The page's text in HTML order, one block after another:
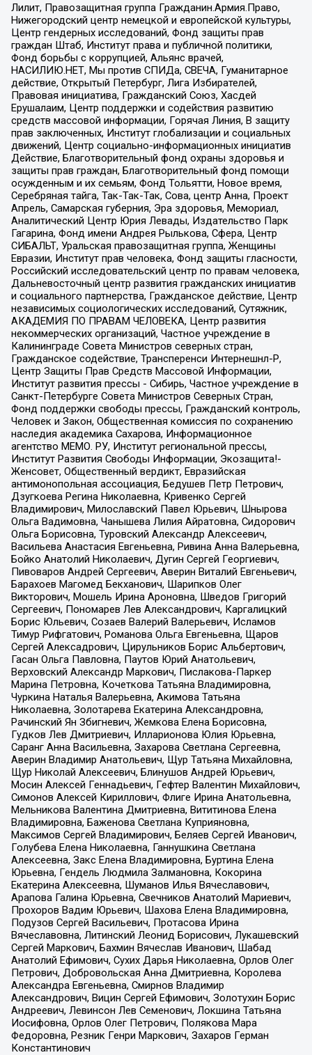
Лилит, Правозащитная группа Гражданин.Армия.Право,
Нижегородский центр немецкой и европейской культуры,
Центр гендерных исследований, Фонд защиты прав
граждан Штаб, Институт права и публичной политики,
Фонд борьбы с коррупцией, Альянс врачей,
НАСИЛИЮ.НЕТ, Мы против СПИДа, СВЕЧА, Гуманитарное
действие, Открытый Петербург, Лига Избирателей,
Правовая инициатива, Гражданский Союз, Хасдей
Ерушалаим, Центр поддержки и содействия развитию
средств массовой информации, Горячая Линия, В защиту
прав заключенных, Институт глобализации и социальных
движений, Центр социально-информационных инициатив
Действие, Благотворительный фонд охраны здоровья и
защиты прав граждан, Благотворительный фонд помощи
осужденным и их семьям, Фонд Тольятти, Новое время,
Серебряная тайга, Так-Так-Так, Сова, центр Анна, Проект
Апрель, Самарская губерния, Эра здоровья, Мемориал,
Аналитический Центр Юрия Левады, Издательство Парк
Гагарина, Фонд имени Андрея Рылькова, Сфера, Центр
СИБАЛЬТ, Уральская правозащитная группа, Женщины
Евразии, Институт прав человека, Фонд защиты гласности,
Российский исследовательский центр по правам человека,
Дальневосточный центр развития гражданских инициатив
и социального партнерства, Гражданское действие, Центр
независимых социологических исследований, Сутяжник,
АКАДЕМИЯ ПО ПРАВАМ ЧЕЛОВЕКА, Центр развития
некоммерческих организаций, Частное учреждение в
Калининграде Совета Министров северных стран,
Гражданское содействие, Трансперенси Интернешнл-Р,
Центр Защиты Прав Средств Массовой Информации,
Институт развития прессы - Сибирь, Частное учреждение в
Санкт-Петербурге Совета Министров Северных Стран,
Фонд поддержки свободы прессы, Гражданский контроль,
Человек и Закон, Общественная комиссия по сохранению
наследия академика Сахарова, Информационное
агентство МЕМО. РУ, Институт региональной прессы,
Институт Развития Свободы Информации, Экозащита!-
Женсовет, Общественный вердикт, Евразийская
антимонопольная ассоциация, Бедушев Петр Петрович,
Дзугкоева Регина Николаевна, Кривенко Сергей
Владимирович, Милославский Павел Юрьевич, Шнырова
Ольга Вадимовна, Чанышева Лилия Айратовна, Сидорович
Ольга Борисовна, Туровский Александр Алексеевич,
Васильева Анастасия Евгеньевна, Ривина Анна Валерьевна,
Бойко Анатолий Николаевич, Дугин Сергей Георгиевич,
Пивоваров Андрей Сергеевич, Аверин Виталий Евгеньевич,
Барахоев Магомед Бекханович, Шарипков Олег
Викторович, Мошель Ирина Ароновна, Шведов Григорий
Сергеевич, Пономарев Лев Александрович, Каргалицкий
Борис Юльевич, Созаев Валерий Валерьевич, Исламов
Тимур Рифгатович, Романова Ольга Евгеньевна, Щаров
Сергей Алексадрович, Цирульников Борис Альбертович,
Гасан Ольга Павловна, Паутов Юрий Анатольевич,
Верховский Александр Маркович, Пислакова-Паркер
Марина Петровна, Кочеткова Татьяна Владимировна,
Чуркина Наталья Валерьевна, Акимова Татьяна
Николаевна, Золотарева Екатерина Александровна,
Рачинский Ян Збигневич, Жемкова Елена Борисовна,
Гудков Лев Дмитриевич, Илларионова Юлия Юрьевна,
Саранг Анна Васильевна, Захарова Светлана Сергеевна,
Аверин Владимир Анатольевич, Щур Татьяна Михайловна,
Щур Николай Алексеевич, Блинушов Андрей Юрьевич,
Мосин Алексей Геннадьевич, Гефтер Валентин Михайлович,
Симонов Алексей Кириллович, Флиге Ирина Анатольевна,
Мельникова Валентина Дмитриевна, Вититинова Елена
Владимировна, Баженова Светлана Куприяновна,
Максимов Сергей Владимирович, Беляев Сергей Иванович,
Голубева Елена Николаевна, Ганнушкина Светлана
Алексеевна, Закс Елена Владимировна, Буртина Елена
Юрьевна, Гендель Людмила Залмановна, Кокорина
Екатерина Алексеевна, Шуманов Илья Вячеславович,
Арапова Галина Юрьевна, Свечников Анатолий Мариевич,
Прохоров Вадим Юрьевич, Шахова Елена Владимировна,
Подузов Сергей Васильевич, Протасова Ирина
Вячеславовна, Литинский Леонид Борисович, Лукашевский
Сергей Маркович, Бахмин Вячеслав Иванович, Шабад
Анатолий Ефимович, Сухих Дарья Николаевна, Орлов Олег
Петрович, Добровольская Анна Дмитриевна, Королева
Александра Евгеньевна, Смирнов Владимир
Александрович, Вицин Сергей Ефимович, Золотухин Борис
Андреевич, Левинсон Лев Семенович, Локшина Татьяна
Иосифовна, Орлов Олег Петрович, Полякова Мара
Федоровна, Резник Генри Маркович, Захаров Герман
Константинович